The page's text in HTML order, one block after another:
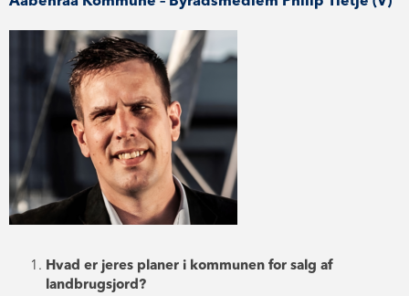
Hvad er jeres planer i kommunen for salg af
landbrugsjord?